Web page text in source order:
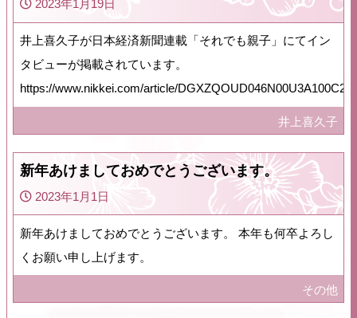
2023年1月19日
井上喜久子が日本経済新聞連載「それでも親子」にてイン
タビューが掲載されています。
https://www.nikkei.com/article/
井上喜久子
新年あけましておめでとうございます。
2023年1月1日
新年あけましておめでとうございます。 本年も何卒よろし
くお願い申し上げます。
その他